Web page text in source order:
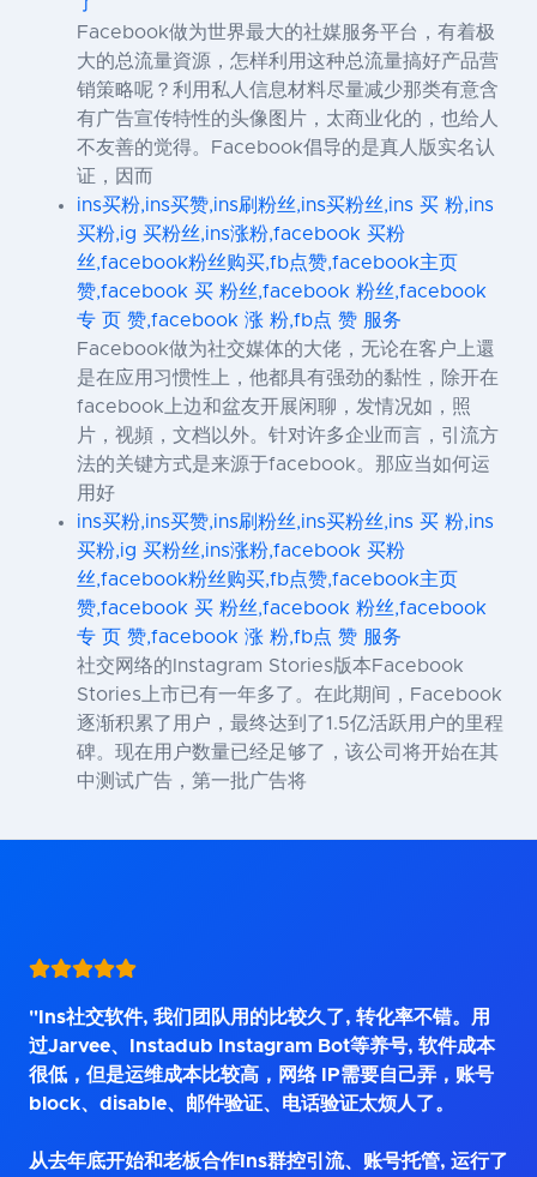
了
Facebook做为世界最大的社媒服务平台，有着极
大的总流量資源，怎样利用这种总流量搞好产品营
销策略呢？利用私人信息材料尽量减少那类有意含
有广告宣传特性的头像图片，太商业化的，也给人
不友善的觉得。Facebook倡导的是真人版实名认
证，因而
ins买粉,ins买赞,ins刷粉丝,ins买粉丝,ins 买 粉,ins
买粉,ig 买粉丝,ins涨粉,facebook 买粉
丝,facebook粉丝购买,fb点赞,facebook主页
赞,facebook 买 粉丝,facebook 粉丝,facebook
专 页 赞,facebook 涨 粉,fb点 赞 服务
Facebook做为社交媒体的大佬，无论在客户上還
是在应用习惯性上，他都具有强劲的黏性，除开在
facebook上边和盆友开展闲聊，发情况如，照
片，视頻，文档以外。针对许多企业而言，引流方
法的关键方式是来源于facebook。那应当如何运
用好
ins买粉,ins买赞,ins刷粉丝,ins买粉丝,ins 买 粉,ins
买粉,ig 买粉丝,ins涨粉,facebook 买粉
丝,facebook粉丝购买,fb点赞,facebook主页
赞,facebook 买 粉丝,facebook 粉丝,facebook
专 页 赞,facebook 涨 粉,fb点 赞 服务
社交网络的Instagram Stories版本Facebook
Stories上市已有一年多了。在此期间，Facebook
逐渐积累了用户，最终达到了1.5亿活跃用户的里程
碑。现在用户数量已经足够了，该公司将开始在其
中测试广告，第一批广告将
"Ins社交软件, 我们团队用的比较久了, 转化率不错。用
过Jarvee、Instadub Instagram Bot等养号, 软件成本
很低，但是运维成本比较高，网络 IP需要自己弄，账号
block、disable、邮件验证、电话验证太烦人了。
从去年底开始和老板合作Ins群控引流、账号托管, 运行了